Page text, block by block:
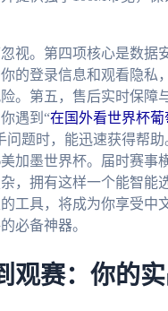
视。第四项核心是数据
的登录信息和观看隐私
。第五，售后实时保障
遇到“在国外看世界杯葡
问题时，能迅速获得帮助
加墨世界杯。届时赛事
，拥有这样一个能智能
工具，将成为你享受中
必备神器。
观赛：你的